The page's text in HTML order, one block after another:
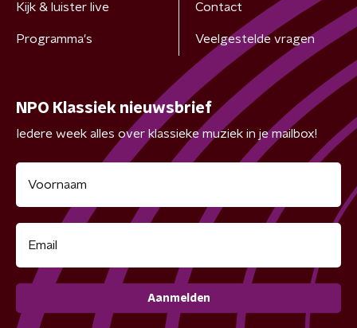
Kijk & luister live
Programma's
Contact
Veelgestelde vragen
NPO Klassiek nieuwsbrief
Iedere week alles over klassieke muziek in je mailbox!
Aanmelden